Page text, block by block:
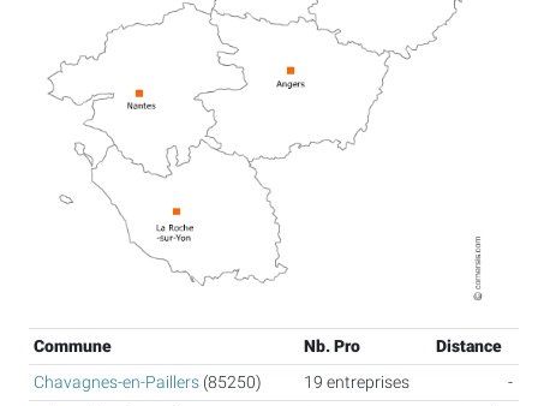
Commune Nb. Pro
Distance
Chavagnes-en-Paillers (85250) 19 entreprises
-